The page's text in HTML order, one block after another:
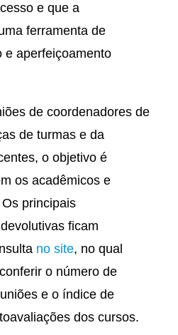
e que a
ferramenta de
e aperfeiçoamento
de coordenadores de
de turmas e da
o objetivo é
os acadêmicos e
principais
ficam
no site, no qual
o número de
e o índice de
dos cursos.